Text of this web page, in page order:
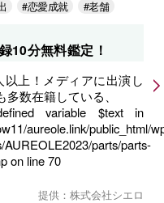
#恋愛成就 #老舗
10分無料鑑定！
以上！メディアに出演し
数在籍している、
variable $text in
aureole.link/public_html/
AUREOLE2023/parts/parts-
on line70
提供：株式会社シエロ